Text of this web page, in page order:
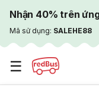
Nhận 40% trên
Mã sử dụng: SALEHE88
☰